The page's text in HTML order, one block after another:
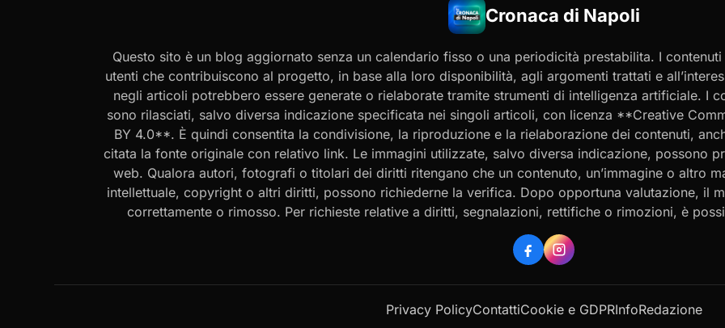
Cronaca di Napoli
Questo sito è un blog aggiornato senza un calendario fisso o una periodicità prestabilita. I
utenti che contribuiscono al progetto, in base alla loro disponibilità, agli argomenti trattati e
negli articoli potrebbero essere generate o rielaborate tramite strumenti di intelligenza artificiale. I
sono rilasciati, salvo diversa indicazione specificata nei singoli articoli, con licenza **Creative
BY 4.0**. È quindi consentita la condivisione, la riproduzione e la rielaborazione dei contenuti,
citata la fonte originale con relativo link. Le immagini utilizzate, salvo diversa indicazione, possono
web. Qualora autori, fotografi o titolari dei diritti ritengano che un contenuto, un’immagine o altro
intellettuale, copyright o altri diritti, possono richiederne la verifica. Dopo opportuna valutazione, il
correttamente o rimosso. Per richieste relative a diritti, segnalazioni, rettifiche o rimozioni, è
Privacy PolicyContattiCookie e GDPRInfoRedazione